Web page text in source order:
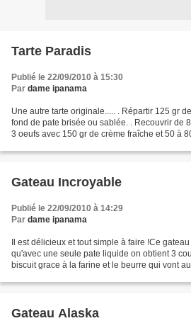
Tarte Paradis
Publié le 22/09/2010 à 15:30
Par dame ipanama
Une autre tarte originale..... . Répartir 125 gr
fond de pate brisée ou sablée. . Recouvrir de
3 oeufs avec 150 gr de crème fraîche et 50 à
Gateau Incroyable
Publié le 22/09/2010 à 14:29
Par dame ipanama
Il est délicieux et tout simple à faire !Ce
qu'avec une seule pate liquide on obtient 3
biscuit grace à la farine et le beurre qui vont
Gateau Alaska